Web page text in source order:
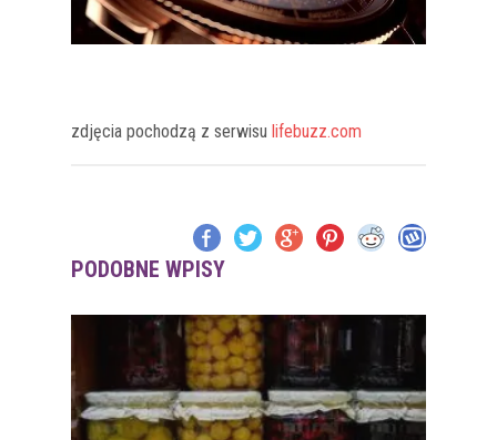
zdjęcia pochodzą z serwisu lifebuzz.com
PODOBNE WPISY